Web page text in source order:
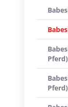
Pferd)